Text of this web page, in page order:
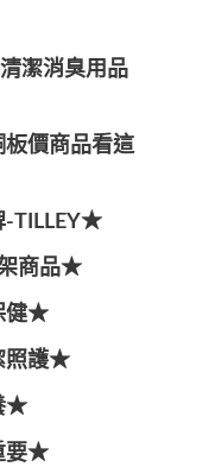
潔消臭用品
價商品看這
-TILLEY★
商品★
健★
照護★
★
要★